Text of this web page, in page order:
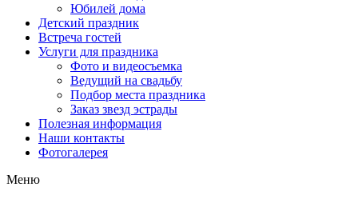
Юбилей дома
Детский праздник
Встреча гостей
Услуги для праздника
Фото и видеосъемка
Ведущий на свадьбу
Подбор места праздника
Заказ звезд эстрады
Полезная информация
Наши контакты
Фотогалерея
Меню